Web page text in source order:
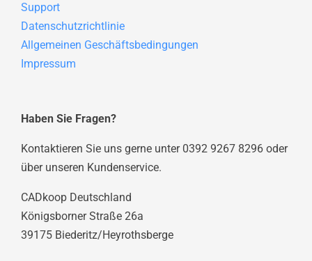
Support
Datenschutzrichtlinie
Allgemeinen Geschäftsbedingungen
Impressum
Haben Sie Fragen?
Kontaktieren Sie uns gerne unter 0392 9267 8296 oder
über unseren Kundenservice.
CADkoop Deutschland
Königsborner Straße 26a
39175 Biederitz/Heyrothsberge